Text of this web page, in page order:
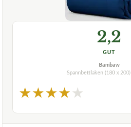
2,2
GUT
Bambaw
Spannbettlaken (180 x 200)
★★★★★